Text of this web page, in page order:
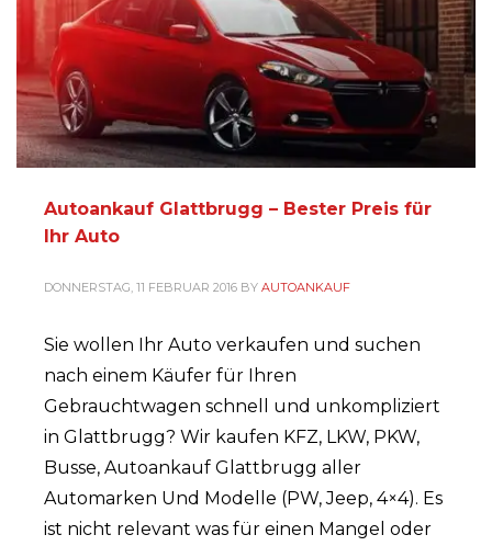
Autoankauf Glattbrugg – Bester Preis für
Ihr Auto‎
DONNERSTAG, 11 FEBRUAR 2016 BY AUTOANKAUF
Sie wollen Ihr Auto verkaufen und suchen
nach einem Käufer für Ihren
Gebrauchtwagen schnell und unkompliziert
in Glattbrugg? Wir kaufen KFZ, LKW, PKW,
Busse, Autoankauf Glattbrugg aller
Automarken Und Modelle (PW, Jeep, 4×4). Es
ist nicht relevant was für einen Mangel oder